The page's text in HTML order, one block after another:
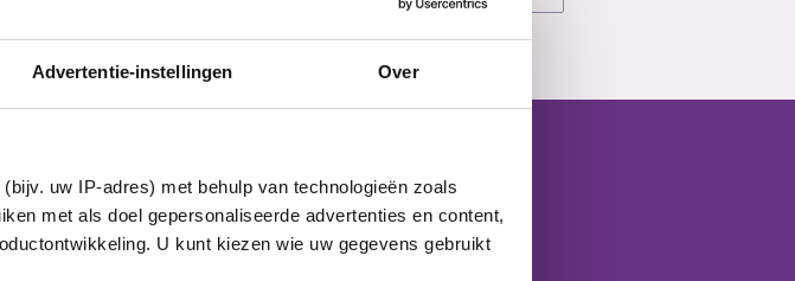
Advertentie-instellingen Over
uw IP-adres) met behulp van technologieën zoals
met als doel gepersonaliseerde advertenties en content,
U kunt kiezen wie uw gegevens gebruikt
arbeidsvoorwaarden?
3 maanden met 50% korting. Jouw mening telt!